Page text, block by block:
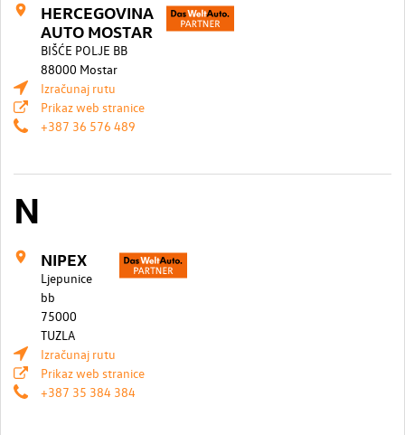
HERCEGOVINA
AUTO MOSTAR
BIŠĆE POLJE BB
88000 Mostar
Izračunaj rutu
Prikaz web stranice
+387 36 576 489
N
NIPEX
Ljepunice
bb
75000
TUZLA
Izračunaj rutu
Prikaz web stranice
+387 35 384 384